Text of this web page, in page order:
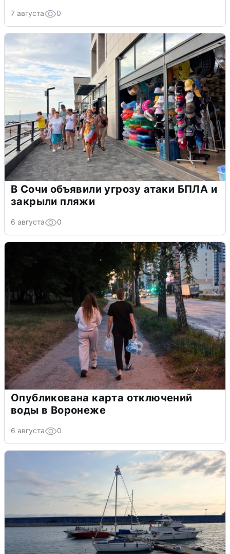
7 августа 0
В Сочи объявили угрозу атаки БПЛА и
закрыли пляжи
6 августа 0
Опубликована карта отключений
воды в Воронеже
6 августа 0